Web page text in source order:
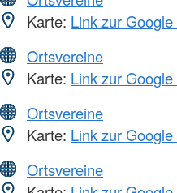
Karte: Link zur
Ortsvereine
Karte: Link zur
Ortsvereine
Karte: Link zur
Ortsvereine